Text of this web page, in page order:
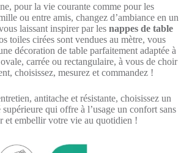
pour la vie courante comme pour les
ou entre amis, changez d’ambiance en un
laissant inspirer par les nappes de table
toiles cirées sont vendues au mètre, vous
décoration de table parfaitement adaptée à
carrée ou rectangulaire, à vous de choir
choisissez, mesurez et commandez !
antitache et résistante, choisissez un
qui offre à l’usage un confort sans
et embellir votre vie au quotidien !